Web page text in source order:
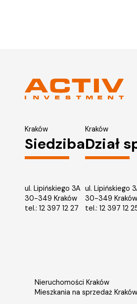
Kraków
Siedziba
ul. Lipińskiego 3A
30-349 Kraków
tel.: 12 397 12 27
Kraków
Dział
ul. Lipińskiego
30-349 Kraków
tel.: 12 397 12
Nieruchomości Kraków
Mieszkania na sprzedaż Kraków